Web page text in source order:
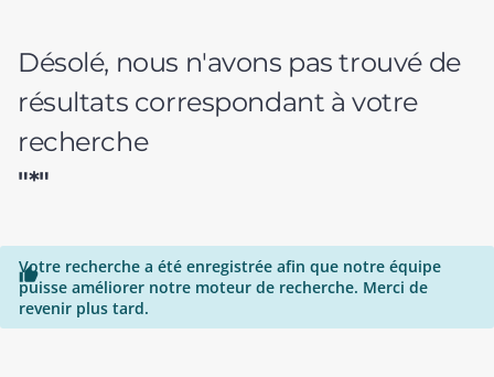
Désolé, nous n'avons pas trouvé de
résultats correspondant à votre
recherche
"*"

Votre recherche a été enregistrée afin que notre équipe
puisse améliorer notre moteur de recherche. Merci de
revenir plus tard.